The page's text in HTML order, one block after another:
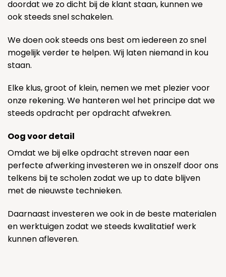
doordat we zo dicht bij de klant staan, kunnen we
ook steeds snel schakelen.
We doen ook steeds ons best om iedereen zo snel
mogelijk verder te helpen. Wij laten niemand in kou
staan.
Elke klus, groot of klein, nemen we met plezier voor
onze rekening. We hanteren wel het principe dat we
steeds opdracht per opdracht afwekren.
Oog voor detail
Omdat we bij elke opdracht streven naar een
perfecte afwerking investeren we in onszelf door ons
telkens bij te scholen zodat we up to date blijven
met de nieuwste technieken.
Daarnaast investeren we ook in de beste materialen
en werktuigen zodat we steeds kwalitatief werk
kunnen afleveren.